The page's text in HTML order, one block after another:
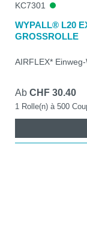
KC7301
WYPALL® L20
GROSSROLLE
AIRFLEX*
Ab CHF 30.40
1 Rolle(n) à 500